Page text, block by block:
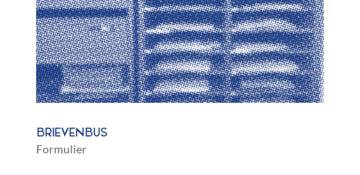
BRIEVENBUS
Formulier